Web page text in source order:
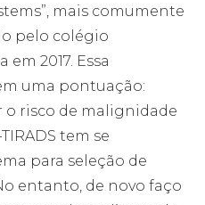
mais comumente
pelo colégio
2017. Essa
uma pontuação:
o risco de malignidade
tem se
para seleção de
entanto, de novo faço